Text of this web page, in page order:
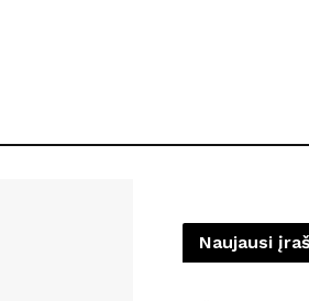
Naujausi